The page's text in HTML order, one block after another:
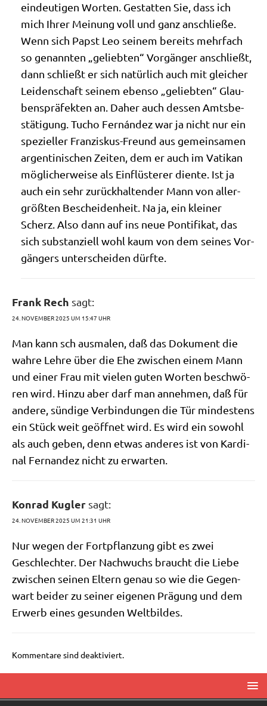
ein­deu­ti­gen Wor­ten. Gestat­ten Sie, dass ich
mich Ihrer Mei­nung voll und ganz anschlie­ße.
Wenn sich Papst Leo sei­nem bereits mehr­fach
so genann­ten „gelieb­ten“ Vor­gän­ger anschließt,
dann schließt er sich natür­lich auch mit glei­cher
Lei­den­schaft sei­nem eben­so „gelieb­ten“ Glau­
bens­prä­fek­ten an. Daher auch des­sen Amts­be­
stä­ti­gung. Tucho Fernán­dez war ja nicht nur ein
spe­zi­el­ler Fran­zis­kus-Freund aus gemein­sa­men
argen­ti­ni­schen Zei­ten, dem er auch im Vati­kan
mög­li­cher­wei­se als Ein­flü­ste­rer dien­te. Ist ja
auch ein sehr zurück­hal­ten­der Mann von aller­
größ­ten Beschei­den­heit. Na ja, ein klei­ner
Scherz. Also dann auf ins neue Pon­ti­fi­kat, das
sich sub­stan­zi­ell wohl kaum von dem sei­nes Vor­
gän­gers unter­schei­den dürfte.
Frank Rech sagt:
24. NOVEMBER 2025 UM 15:47 UHR
Man kann sch aus­ma­len, daß das Doku­ment die
wah­re Leh­re über die Ehe zwi­schen einem Mann
und einer Frau mit vie­len guten Wor­ten beschwö­
ren wird. Hin­zu aber darf man anneh­men, daß für
ande­re, sün­di­ge Ver­bin­dun­gen die Tür min­de­stens
ein Stück weit geöff­net wird. Es wird ein sowohl
als auch geben, denn etwas ande­res ist von Kar­di­
nal Fer­nan­dez nicht zu erwarten.
Konrad Kugler sagt:
24. NOVEMBER 2025 UM 21:31 UHR
Nur wegen der Fort­pflan­zung gibt es zwei
Geschlech­ter. Der Nach­wuchs braucht die Lie­be
zwi­schen sei­nen Eltern genau so wie die Gegen­
wart bei­der zu sei­ner eige­nen Prä­gung und dem
Erwerb eines gesun­den Weltbildes.
Kommentare sind deaktiviert.